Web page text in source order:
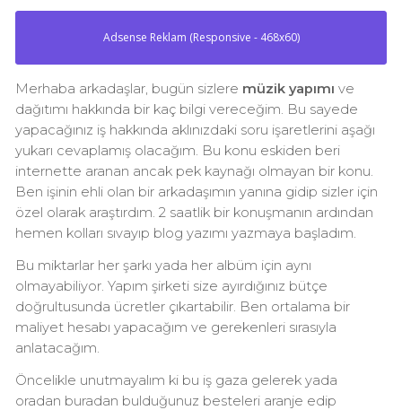
Adsense Reklam (Responsive - 468x60)
Merhaba arkadaşlar, bugün sizlere müzik yapımı ve
dağıtımı hakkında bir kaç bilgi vereceğim. Bu sayede
yapacağınız iş hakkında aklınızdaki soru işaretlerini aşağı
yukarı cevaplamış olacağım. Bu konu eskiden beri
internette aranan ancak pek kaynağı olmayan bir konu.
Ben işinin ehli olan bir arkadaşımın yanına gidip sizler için
özel olarak araştırdım. 2 saatlik bir konuşmanın ardından
hemen kolları sıvayıp blog yazımı yazmaya başladım.
Bu miktarlar her şarkı yada her albüm için aynı
olmayabiliyor. Yapım şirketi size ayırdığınız bütçe
doğrultusunda ücretler çıkartabilir. Ben ortalama bir
maliyet hesabı yapacağım ve gerekenleri sırasıyla
anlatacağım.
Öncelikle unutmayalım ki bu iş gaza gelerek yada
oradan buradan bulduğunuz besteleri aranje edip